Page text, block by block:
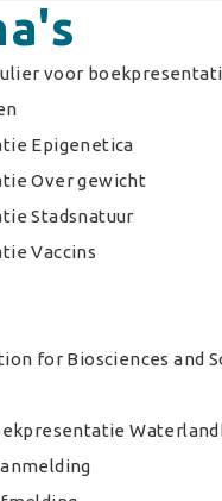
voor
Epigenetica
Over gewicht
Stadsnatuur
Vaccins
for Biosciences and